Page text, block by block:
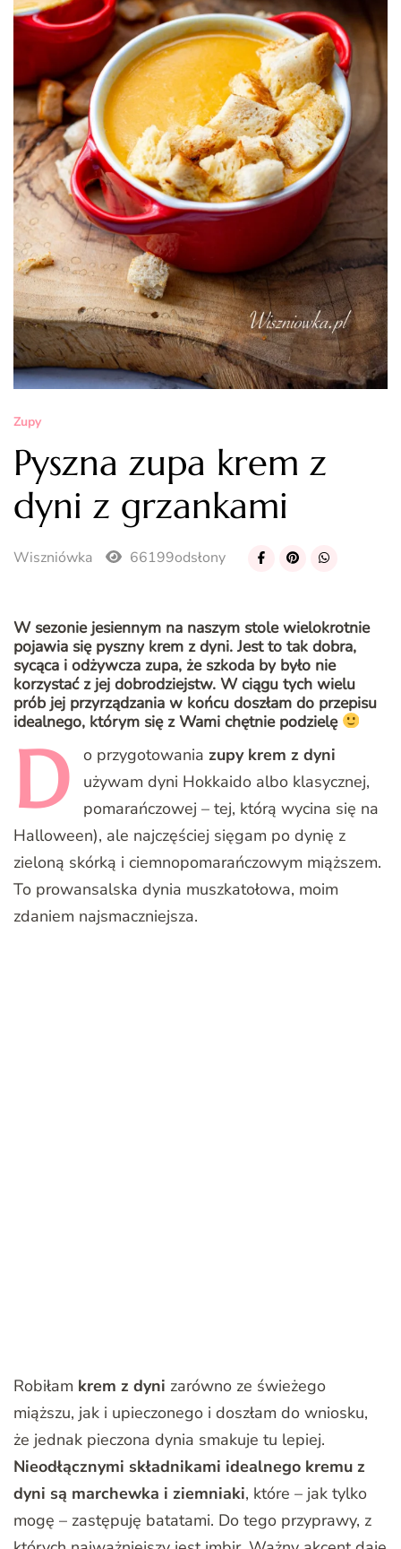
Zupy
Pyszna zupa krem z
dyni z grzankami
Wiszniówka 66199odsłony
W sezonie jesiennym na naszym stole wielokrotnie
pojawia się pyszny krem z dyni. Jest to tak dobra,
sycąca i odżywcza zupa, że szkoda by było nie
korzystać z jej dobrodziejstw. W ciągu tych wielu
prób jej przyrządzania w końcu doszłam do przepisu
idealnego, którym się z Wami chętnie podzielę
D o przygotowania zupy krem z dyni
używam dyni Hokkaido albo klasycznej,
pomarańczowej – tej, którą wycina się na
Halloween), ale najczęściej sięgam po dynię z
zieloną skórką i ciemnopomarańczowym miąższem.
To prowansalska dynia muszkatołowa, moim
zdaniem najsmaczniejsza.
Robiłam krem z dyni zarówno ze świeżego
miąższu, jak i upieczonego i doszłam do wniosku,
że jednak pieczona dynia smakuje tu lepiej.
Nieodłącznymi składnikami idealnego kremu z
dyni są marchewka i ziemniaki, które – jak tylko
mogę – zastępuję batatami. Do tego przyprawy, z